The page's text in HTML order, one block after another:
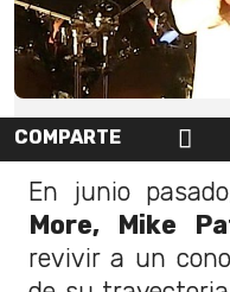
COMPARTE
En junio
More, Mike
revivir a un